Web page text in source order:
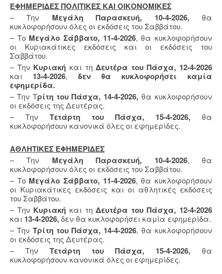
ΕΦΗΜΕΡΙΔΕΣ ΠΟΛΙΤΙΚΕΣ ΚΑΙ ΟΙΚΟΝΟΜΙΚΕΣ
– Την Μεγάλη Παρασκευή, 10-4-2026,θα
κυκλοφορήσουν όλες οι εκδόσεις του Σαββάτου.
– ΤοΜεγάλο Σάββατο, 11-4-2026, θα κυκλοφορήσουν
οι Κυριακάτικες εκδόσεις και οι εκδόσεις του
Σαββάτου.
– Την Κυριακή και τηΔευτέρα του Πάσχα, 12-4-2026
και 13-4-2026, δεν θα κυκλοφορήσει καμία
εφημερίδα.
– Την Τρίτη του Πάσχα, 14-4-2026, θα κυκλοφορήσουν
οι εκδόσεις της Δευτέρας.
– Την Τετάρτη του Πάσχα, 15-4-2026, θα
κυκλοφορήσουν κανονικά όλες οι εφημερίδες.
ΑΘΛΗΤΙΚΕΣ ΕΦΗΜΕΡΙΔΕΣ
– Την Μεγάλη Παρασκευή, 10-4-2026, θα
κυκλοφορήσουν όλες οι εκδόσεις του Σαββάτου.
– Το Μεγάλο Σάββατο, 11-4-2026, θα κυκλοφορήσουν
οι Κυριακάτικες εκδόσεις και οι αθλητικές εκδόσεις
του Σαββάτου.
– Την Κυριακή και τηΔευτέρα του Πάσχα, 12-4-2026
και 13-4-2026,δεν θα κυκλοφορήσει καμία εφημερίδα.
– Την Τρίτη του Πάσχα, 14-4-2026, θα κυκλοφορήσουν
οι εκδόσεις της Δευτέρας.
– Την Τετάρτη του Πάσχα, 15-4-2026, θα
κυκλοφορήσουν κανονικά όλες οι εφημερίδες.